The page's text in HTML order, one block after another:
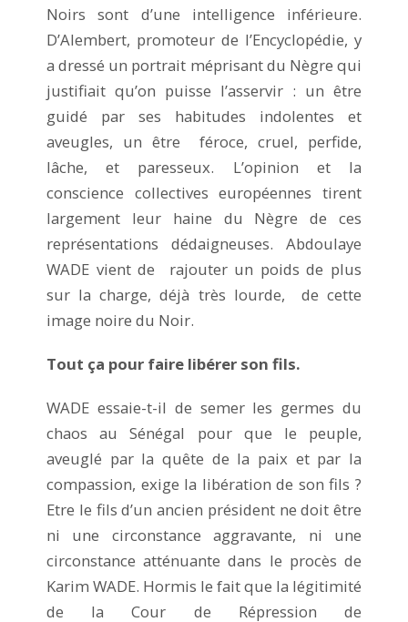
Noirs sont d’une intelligence inférieure.
D’Alembert, promoteur de l’Encyclopédie, y
a dressé un portrait méprisant du Nègre qui
justifiait qu’on puisse l’asservir : un être
guidé par ses habitudes indolentes et
aveugles, un être féroce, cruel, perfide,
lâche, et paresseux. L’opinion et la
conscience collectives européennes tirent
largement leur haine du Nègre de ces
représentations dédaigneuses. Abdoulaye
WADE vient de rajouter un poids de plus
sur la charge, déjà très lourde, de cette
image noire du Noir.
Tout ça pour faire libérer son fils.
WADE essaie-t-il de semer les germes du
chaos au Sénégal pour que le peuple,
aveuglé par la quête de la paix et par la
compassion, exige la libération de son fils ?
Etre le fils d’un ancien président ne doit être
ni une circonstance aggravante, ni une
circonstance atténuante dans le procès de
Karim WADE. Hormis le fait que la légitimité
de la Cour de Répression de